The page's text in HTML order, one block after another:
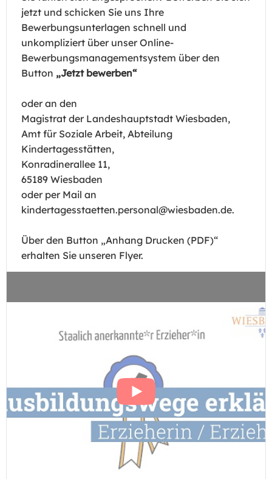
jetzt und schicken Sie uns Ihre
Bewerbungsunterlagen schnell und
unkompliziert über unser Online-
Bewerbungsmanagementsystem über den
Button „Jetzt bewerben“
oder an den
Magistrat der Landeshauptstadt Wiesbaden,
Amt für Soziale Arbeit, Abteilung
Kindertagesstätten,
Konradinerallee 11,
65189 Wiesbaden
oder per Mail an
kindertagesstaetten.personal@wiesbaden.de.
Über den Button „Anhang Drucken (PDF)“
erhalten Sie unseren Flyer.